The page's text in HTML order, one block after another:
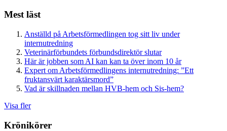
Mest läst
Anställd på Arbetsförmedlingen tog sitt liv under
internutredning
Veterinärförbundets förbundsdirektör slutar
Här är jobben som AI kan kan ta över inom 10 år
Expert om Arbetsförmedlingens internutredning: ”Ett
fruktansvärt karaktärsmord”
Vad är skillnaden mellan HVB-hem och Sis-hem?
Visa fler
Krönikörer